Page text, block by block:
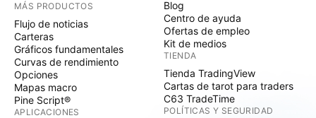
MÁS PRODUCTOS
Flujo de noticias
Carteras
Gráficos fundamentales
Curvas de rendimiento
Opciones
Mapas macro
Pine Script®
APLICACIONES
Blog
Centro de ayuda
Ofertas de empleo
Kit de medios
TIENDA
Tienda TradingView
Cartas de tarot para traders
C63 TradeTime
POLÍTICAS Y SEGURIDAD